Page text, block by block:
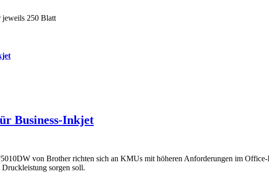
Business-Inkjet
von Brother richten sich an KMUs mit höheren Anforderungen im Office-
sorgen soll.